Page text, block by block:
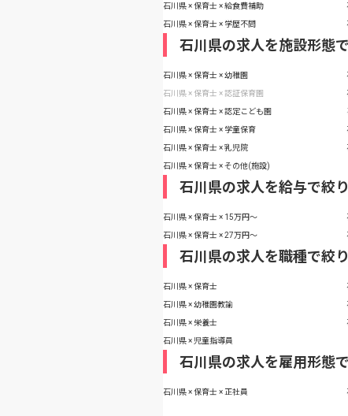
石川県 × 保育士 × 給食費補助
石川県 × 保育士 × 学歴不問
石川県の求人を施設形態
石川県 × 保育士 × 幼稚園
石川県 × 保育士 × 認証保育園
石川県 × 保育士 × 認定こども園
石川県 × 保育士 × 学童保育
石川県 × 保育士 × 乳児院
石川県 × 保育士 × その他(施設)
石川県の求人を給与で絞
石川県 × 保育士 × 15万円〜
石川県 × 保育士 × 27万円〜
石川県の求人を職種で絞
石川県 × 保育士
石川県 × 幼稚園教諭
石川県 × 栄養士
石川県 × 児童指導員
石川県の求人を雇用形態
石川県 × 保育士 × 正社員